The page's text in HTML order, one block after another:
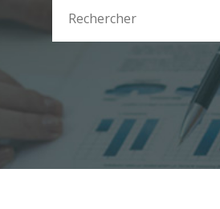
Espace adhérents
EN
Qui sommes-nous
Produits